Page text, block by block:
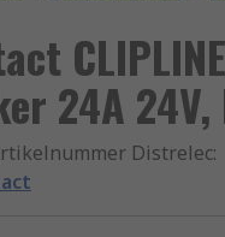
24A 24V,
Distrelec: